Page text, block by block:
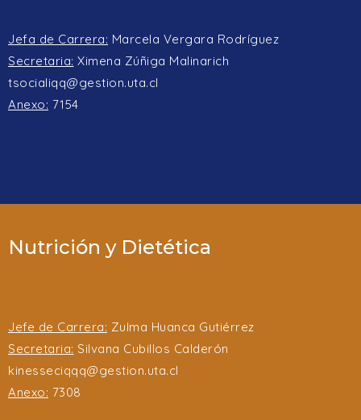
Jefa de Carrera: Marcela Vergara Rodríguez
Secretaria: Ximena Zúñiga Malinarich
tsocialiqq@gestion.uta.cl
Anexo: 7154
Nutrición y Dietética
Jefe de Carrera: Zulma Huanca Gutiérrez
Secretaria: Silvana Cubillos Calderón
kinesseciqqq@gestion.uta.cl
Anexo: 7308